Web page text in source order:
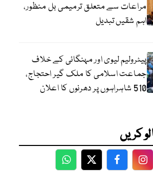
مراعات سے متعلق ترمیمی بل منظور،
اہم شقیں تبدیل
پیٹرولیم لیوی اور مہنگائی کے خلاف
جماعت اسلامی کا ملک گیر احتجاج،
510 شاہراہوں پر دھرنوں کا اعلان
کریں
WhatsApp
TwitterFacebook